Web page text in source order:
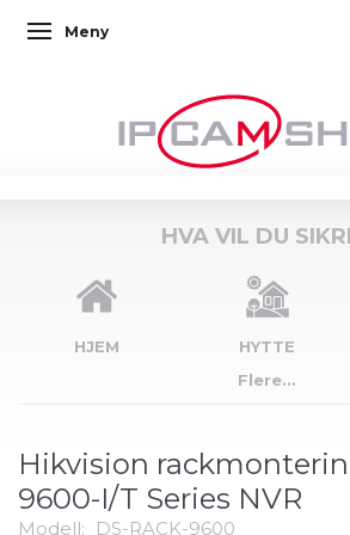
Veksle navigasjon
Meny
HVA VIL DU
HJEM HYTTE
Flere...
Hikvision
9600-I/T Series NVR
Modell: DS-RACK-9600